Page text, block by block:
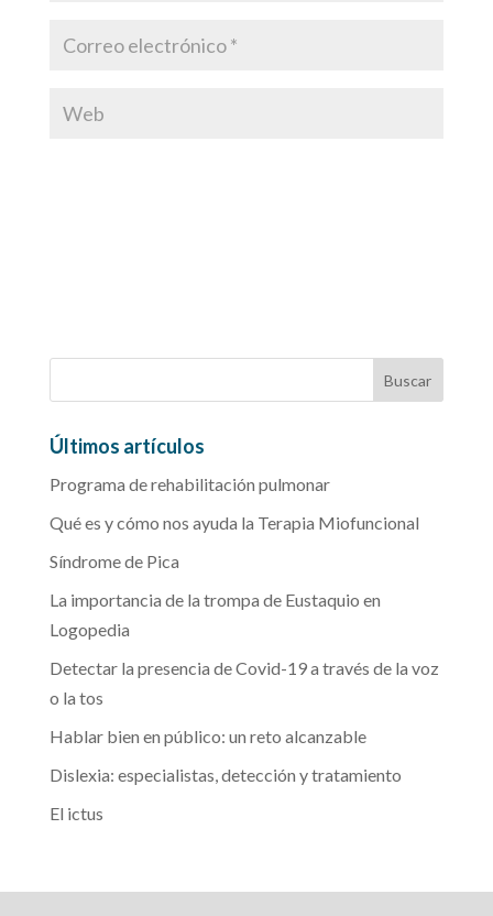
Últimos artículos
Programa de rehabilitación pulmonar
Qué es y cómo nos ayuda la Terapia Miofuncional
Síndrome de Pica
La importancia de la trompa de Eustaquio en
Logopedia
Detectar la presencia de Covid-19 a través de la voz
o la tos
Hablar bien en público: un reto alcanzable
Dislexia: especialistas, detección y tratamiento
El ictus